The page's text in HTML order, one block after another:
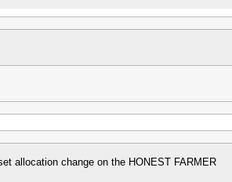
allocation change on the HONEST FARMER